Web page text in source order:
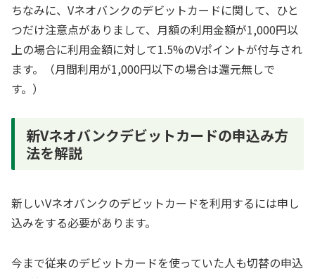
ちなみに、Vネオバンクのデビットカードに関して、ひと
つだけ注意点がありまして、月額の利用金額が1,000円以
上の場合に利用金額に対して1.5%のVポイントが付与され
ます。（月間利用が1,000円以下の場合は還元無しで
す。）
新Vネオバンクデビットカードの申込み方
法を解説
新しいVネオバンクのデビットカードを利用するには申し
込みをする必要があります。
今まで従来のデビットカードを使っていた人も切替の申込